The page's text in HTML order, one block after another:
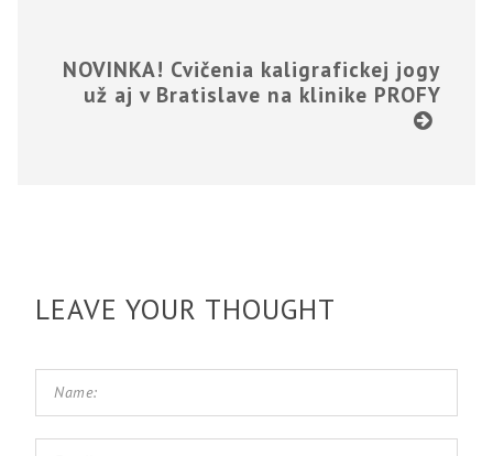
NOVINKA! Cvičenia kaligrafickej jogy
už aj v Bratislave na klinike PROFY
LEAVE YOUR THOUGHT